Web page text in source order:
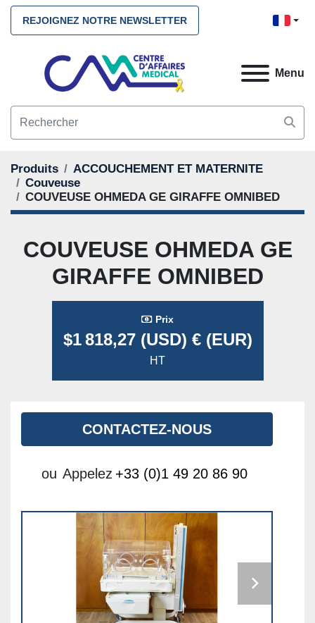
REJOIGNEZ NOTRE NEWSLETTER
Menu
Produits
ACCOUCHEMENT ET MATERNITE
Couveuse
COUVEUSE OHMEDA GE GIRAFFE OMNIBED
COUVEUSE OHMEDA GE
GIRAFFE OMNIBED
Prix
$1 818,27 (USD) € (EUR)
HT
CONTACTEZ-NOUS
ou Appelez +33 (0)1 49 20 86 90